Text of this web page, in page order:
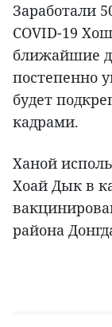
Заработали
COVID-19
ближайшие
постепенно
будет
кадрами.
Ханой
Хоай Дык в
района